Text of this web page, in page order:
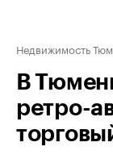
Недвижимость
В
ретро-